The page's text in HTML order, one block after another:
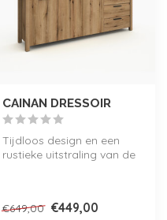
CAINAN DRESSOIR
Tijdloos design en een
rustieke uitstraling van de
€649,00 €449,00